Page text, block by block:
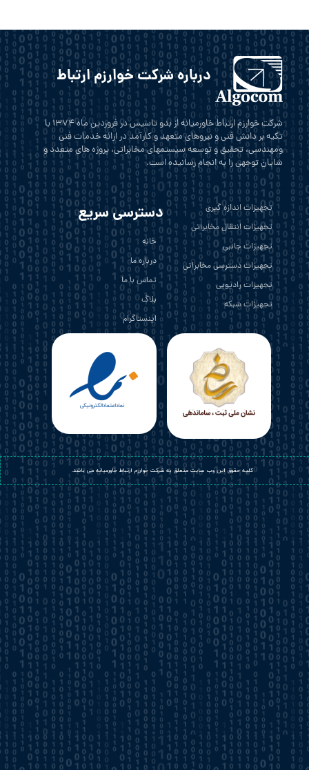
​کلیه حقوق این وب سایت متعلق به شرکت خوارزم ارتباط خاورمیانه می باشد.
شرکت خوارزم ارتباط خاورمیانه از بدو تاسیس در فروردین ماه 1374 با
تکیه بر دانش فنی و نیروهای متعهد و کارآمد در ارائه خدمات فنی
ومهندسی، تحقیق و توسعه سیستمهای مخابراتی، پروژه های متعدد و
شایان توجهی را به انجام رسانیده است.
درباره شرکت خوارزم ارتباط
دسترسی سریع
تجهیزات اندازه گیری
تجهیزات انتقال مخابراتی
تجهیزات جانبی
تجهیزات دسترسی مخابراتی
تجهیزات رادیویی
تجهیزات شبکه
خانه
درباره ما
تماس با ما
بلاگ
اینستاگرام